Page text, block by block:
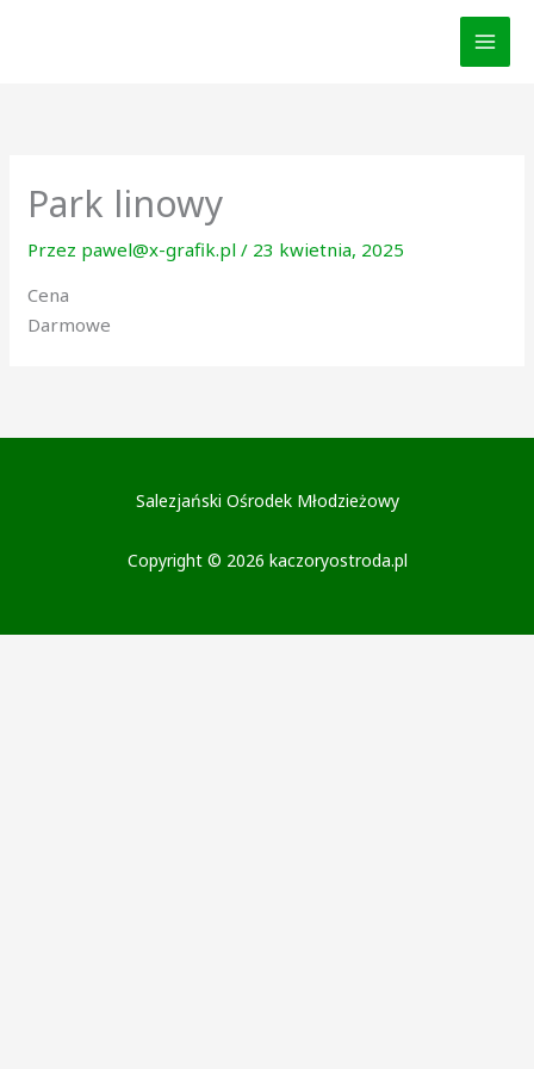
Park linowy
Przez pawel@x-grafik.pl/ 23 kwietnia, 2025
Cena
Darmowe
Salezjański Ośrodek Młodzieżowy
Copyright © 2026 kaczoryostroda.pl